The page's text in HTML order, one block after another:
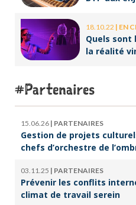
18.10.22 | EN
Quels sont
la réalité
Partenaires
15.06.26 | PARTENAIRES
Gestion de projets
chefs d’orchestre de
03.11.25 | PARTENAIRES
Prévenir les conflits
climat de travail serein